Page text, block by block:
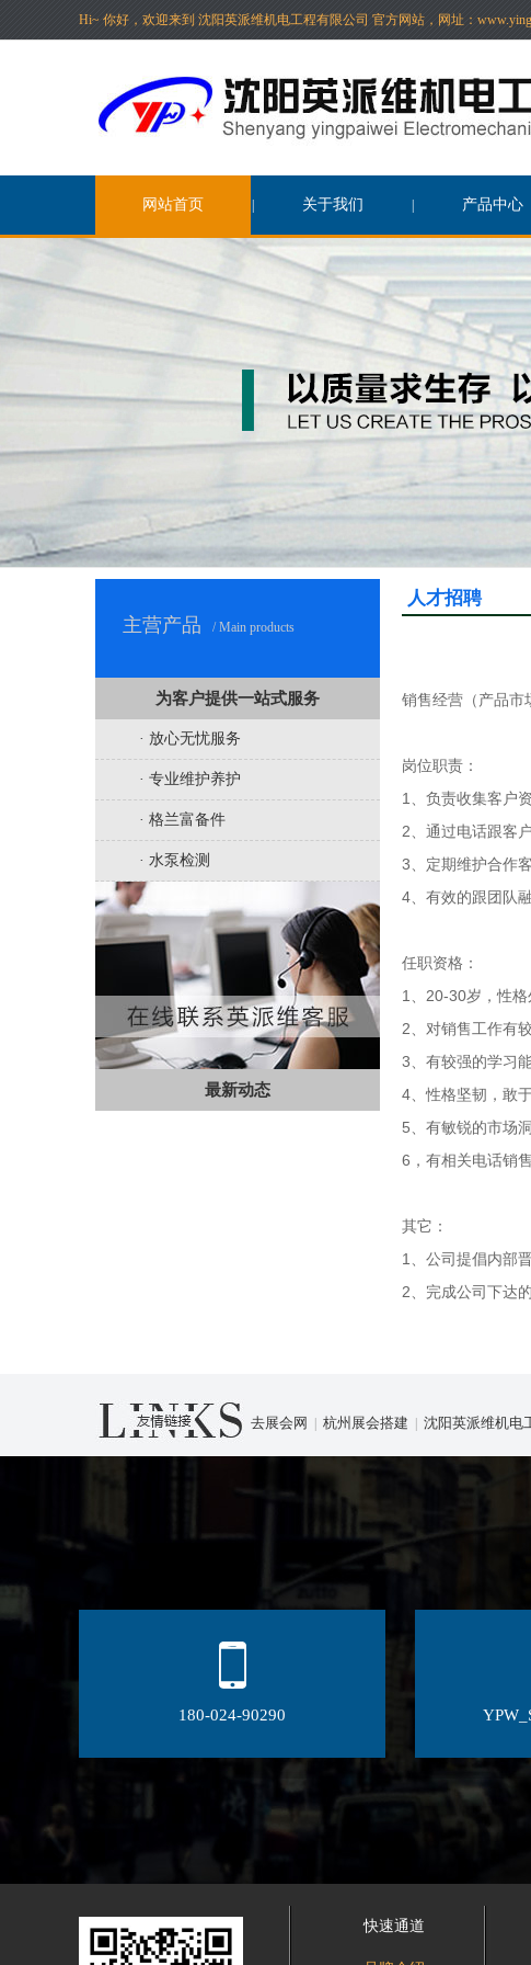
Hi~ 你好，欢迎来到 沈阳英派维机电工程有限公司 官方网站，网址：
网站首页 关于我们 产品中心
主营产品 / Main products
为客户提供一站式服务
· 放心无忧服务
· 专业维护养护
· 格兰富备件
· 水泵检测
最新动态
人才招聘
销售经营（产品市
岗位职责：
1、负责收集客户
2、通过电话跟客
3、定期维护合作
4、有效的跟团队
任职资格：
1、20-30岁，性
2、对销售工作有
3、有较强的学习
4、性格坚韧，敢
5、有敏锐的市场
6，有相关电话销
其它：
1、公司提倡内部
2、完成公司下达
去展会网 杭州展会搭建 沈阳英派维机电
180-024-90290
快速通道